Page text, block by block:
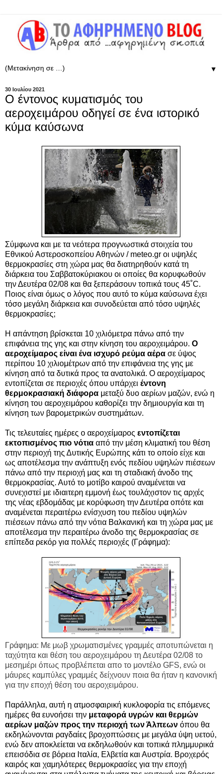
▼
30 Ιουλίου 2021
Ο έντονος κυματισμός του
αεροχειμάρου οδηγεί σε ένα ιστορικό
κύμα καύσωνα
Σύμφωνα και με τα νεότερα προγνωστικά στοιχεία του
Εθνικού Αστεροσκοπείου Αθηνών / meteo.gr οι υψηλές
θερμοκρασίες στη χώρα μας θα διατηρηθούν κατά τη
διάρκεια του Σαββατοκύριακου οι οποίες θα κορυφωθούν
την Δευτέρα 02/08 και θα ξεπεράσουν τοπικά τους 45˚C.
Ποιος είναι όμως ο λόγος που αυτό το κύμα καύσωνα έχει
τόσο μεγάλη διάρκεια και συνοδεύεται από τόσο υψηλές
θερμοκρασίες;
Η απάντηση βρίσκεται 10 χιλιόμετρα πάνω από την
επιφάνεια της γης και στην κίνηση του αεροχειμάρου. Ο
αεροχείμαρος είναι ένα ισχυρό ρεύμα αέρα σε ύψος
περίπου 10 χιλιομέτρων από την επιφάνεια της γης με
κίνηση από τα δυτικά προς τα ανατολικά. Ο αεροχείμαρος
εντοπίζεται σε περιοχές όπου υπάρχει έντονη
θερμοκρασιακή διάφορα μεταξύ δυο αερίων μαζών, ενώ η
κίνηση του αεροχειμάρου καθορίζει την δημιουργία και τη
κίνηση των βαρομετρικών συστημάτων.
Τις τελευταίες ημέρες ο αεροχείμαρος εντοπίζεται
εκτοπισμένος πιο νότια από την μέση κλιματική του θέση
στην περιοχή της Δυτικής Ευρώπης κάτι το οποίο είχε και
ως αποτέλεσμα την ανάπτυξη ενός πεδίου υψηλών πιέσεων
πάνω από την περιοχή μας και τη σταδιακή άνοδο της
θερμοκρασίας. Αυτό το μοτίβο καιρού αναμένεται να
συνεχιστεί με ιδιαιτερη εμμονή έως τουλάχιστον τις αρχές
της νέας εβδομάδας με κορύφωση την Δευτέρα οπότε και
αναμένεται περαιτέρω ενίσχυση του πεδίου υψηλών
πιέσεων πάνω από την νότια Βαλκανική και τη χώρα μας με
αποτέλεσμα την περαιτέρω άνοδο της θερμοκρασίας σε
επίπεδα ρεκόρ για πολλές περιοχές (Γράφημα):
Γράφημα: Με μωβ χρωματισμένες γραμμές αποτυπώνεται η
ταχύτητα και θέση του αεροχειμάρου τη Δευτέρα 02/08 το
μεσημέρι όπως προβλέπεται απο το μοντέλο GFS, ενώ οι
μάυρες καμπύλες γραμμές δείχνουν ποια θα ήταν η κανονική
για την εποχή θέση του αεροχειμάρου.
Παράλληλα, αυτή η ατμοσφαιρική κυκλοφορία τις επόμενες
ημέρες θα ευνοήσει την μεταφορά υγρών και θερμών
αερίων μαζών προς την περιοχή των Άλπεων όπου θα
εκδηλώνονται ραγδαίες βροχοπτώσεις με μεγάλα ύψη υετού,
ενώ δεν αποκλείεται να εκδηλωθούν και τοπικά πλημμυρικά
επεισόδια σε βόρεια Ιταλία, Ελβετία και Αυστρία. Βροχερός
καιρός και χαμηλότερες θερμοκρασίες για την εποχή